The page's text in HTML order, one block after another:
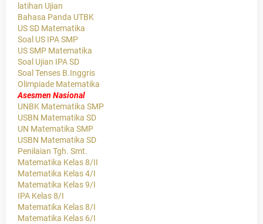
latihan Ujian
Bahasa Panda UTBK
US SD Matematika
Soal US IPA SMP
US SMP Matematika
Soal Ujian IPA SD
Soal Tenses B.Inggris
Olimpiade Matematika
Asesmen Nasional
UNBK Matematika SMP
USBN Matematika SD
UN Matematika SMP
USBN Matematika SD
Penilaian Tgh. Smt.
Matematika Kelas 8/II
Matematika Kelas 4/I
Matematika Kelas 9/I
IPA Kelas 8/I
Matematika Kelas 8/I
Matematika Kelas 6/I